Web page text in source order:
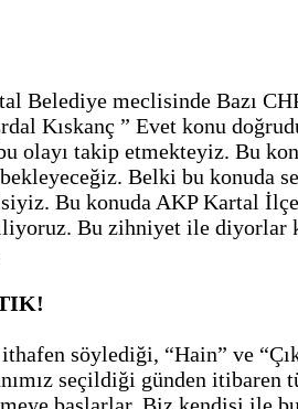
meclisinde Bazı
Kıskanç ” Evet konu
olayı takip etmekteyiz. Bu
Belki bu konuda
Bu konuda AKP Kartal
Bu zihniyet ile diyorlar
söylediği, “Hain” ve
seçildiği günden itibaren